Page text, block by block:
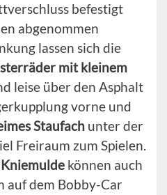
befestigt
abgenommen
lassen sich die
mit kleinem
leise über den Asphalt
vorne und
Staufach unter der
Freiraum zum Spielen.
Kniemulde können auch
auf dem Bobby-Car